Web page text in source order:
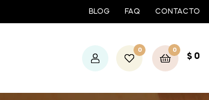
BLOG FAQ CONTACTO
0 0
$ 0